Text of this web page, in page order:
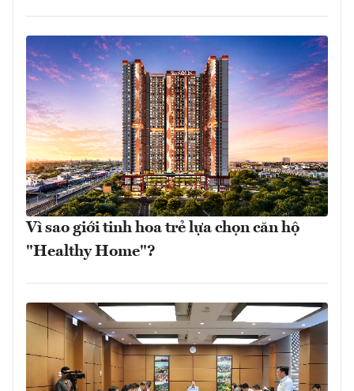
Vì sao giới tinh hoa trẻ lựa chọn căn hộ
"Healthy Home"?